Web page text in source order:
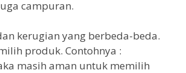
campuran.
kerugian yang berbeda-beda.
produk. Contohnya :
masih aman untuk memilih